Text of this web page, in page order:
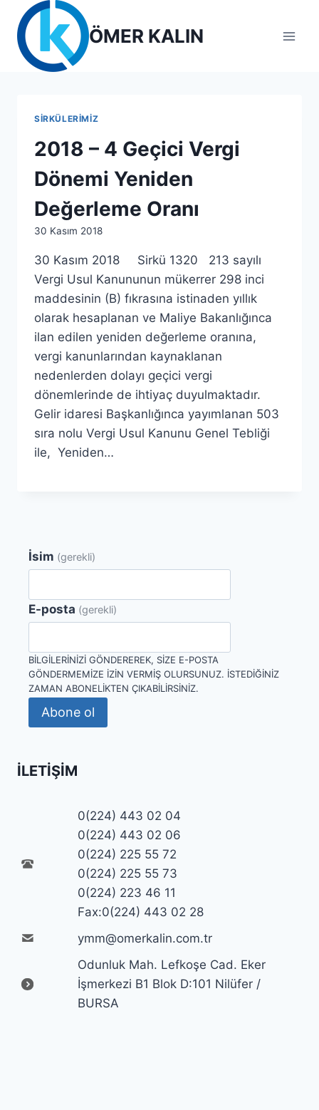
content
ÖMER KALIN
SIRKÜLERIMIZ
2018 – 4 Geçici Vergi
Dönemi Yeniden
Değerleme Oranı
By
30 Kasım 2018
30 Kasım 2018 Sirkü 1320 213 sayılı
Vergi Usul Kanununun mükerrer 298 inci
maddesinin (B) fıkrasına istinaden yıllık
olarak hesaplanan ve Maliye Bakanlığınca
ilan edilen yeniden değerleme oranına,
vergi kanunlarından kaynaklanan
nedenlerden dolayı geçici vergi
dönemlerinde de ihtiyaç duyulmaktadır.
Gelir idaresi Başkanlığınca yayımlanan 503
sıra nolu Vergi Usul Kanunu Genel Tebliği
ile, Yeniden…
İsim (gerekli)
E-posta (gerekli)
BILGILERINIZI GÖNDEREREK, SIZE E-POSTA
GÖNDERMEMIZE IZIN VERMIŞ OLURSUNUZ. İSTEDIĞINIZ
ZAMAN ABONELIKTEN ÇIKABILIRSINIZ.
Abone ol
İLETIŞIM
0(224) 443 02 04
0(224) 443 02 06
0(224) 225 55 72
0(224) 225 55 73
0(224) 223 46 11
Fax:0(224) 443 02 28
ymm@omerkalin.com.tr
Odunluk Mah. Lefkoşe Cad. Eker
İşmerkezi B1 Blok D:101 Nilüfer /
BURSA